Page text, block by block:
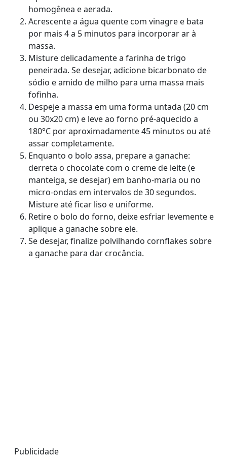
homogênea e aerada.
Acrescente a água quente com vinagre e bata
por mais 4 a 5 minutos para incorporar ar à
massa.
Misture delicadamente a farinha de trigo
peneirada. Se desejar, adicione bicarbonato de
sódio e amido de milho para uma massa mais
fofinha.
Despeje a massa em uma forma untada (20 cm
ou 30x20 cm) e leve ao forno pré-aquecido a
180°C por aproximadamente 45 minutos ou até
assar completamente.
Enquanto o bolo assa, prepare a ganache:
derreta o chocolate com o creme de leite (e
manteiga, se desejar) em banho-maria ou no
micro-ondas em intervalos de 30 segundos.
Misture até ficar liso e uniforme.
Retire o bolo do forno, deixe esfriar levemente e
aplique a ganache sobre ele.
Se desejar, finalize polvilhando cornflakes sobre
a ganache para dar crocância.
Publicidade